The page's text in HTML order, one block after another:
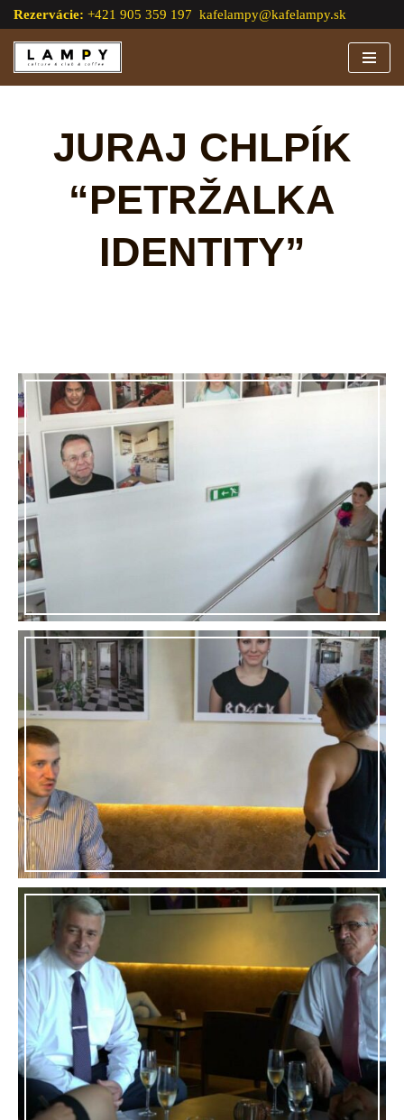
Preskočiť
na
Rezervácie: +421 905 359 197 kafelampy@kafelampy.sk
JURAJ CHLPÍK
“PETRŽALKA
IDENTITY”